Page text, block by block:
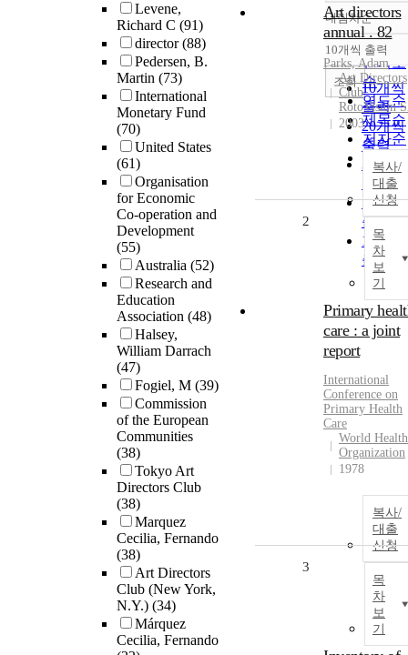
Levene,
Richard C (91)
director(88)
Pedersen, B.
Martin (73)
International
Monetary Fund
(70)
United States
(61)
Organisation
for Economic
Co-operation and
Development
(55)
Australia (52)
Research and
Education
Association (48)
Halsey,
William Darrach
(47)
Fogiel, M (39)
Commission
of the European
Communities
(38)
Tokyo Art
Directors Club
(38)
Marquez
Cecilia, Fernando
(38)
Art Directors
Club (New York,
N.Y.) (34)
Márquez
Cecilia, Fernando
정확도
순
인기도
순
연도순
제목순
저자순
발행기
관순
내림차순
내림차
10개씩 출력
10개씩
출력
20개씩
출력
30개씩
출력
50개씩
출력
100개
출력
조회
Art directors
annual . 82
Parks, Adam
Art Directors
Club
RotoVision
2003
복사/
대출
신청
목
차
보
기
2
Primary
care : a joint
report
International
Conference on
Primary Health
Care
World Health
Organization
1978
복사/
대출
신청
목
차
보
기
3